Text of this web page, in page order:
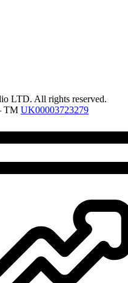
LTD. All rights reserved.
TM UK00003723279